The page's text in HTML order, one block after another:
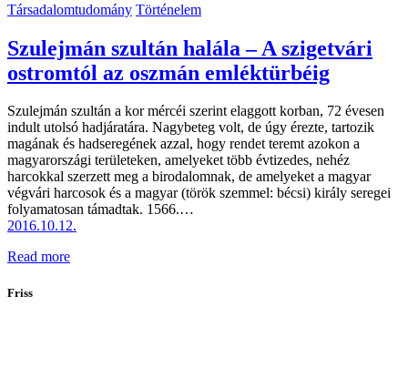
Társadalomtudomány Történelem
Szulejmán szultán halála – A szigetvári
ostromtól az oszmán emléktürbéig
Szulejmán szultán a kor mércéi szerint elaggott korban, 72 évesen
indult utolsó hadjáratára. Nagybeteg volt, de úgy érezte, tartozik
magának és hadseregének azzal, hogy rendet teremt azokon a
magyarországi területeken, amelyeket több évtizedes, nehéz
harcokkal szerzett meg a birodalomnak, de amelyeket a magyar
végvári harcosok és a magyar (török szemmel: bécsi) király seregei
folyamatosan támadtak. 1566.…
2016.10.12.
Read more
Friss